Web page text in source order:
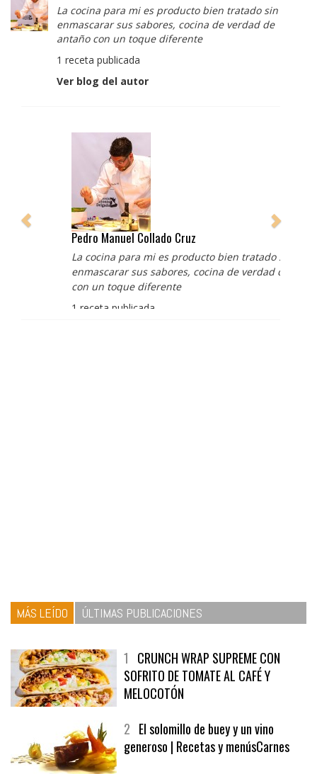
La cocina para mi es producto bien tratado sin
enmascarar sus sabores, cocina de verdad de
antaño con un toque diferente
1 receta publicada
Ver blog del autor
Pedro Manuel Collado Cruz
La cocina para mi es producto bien tratado sin
enmascarar sus sabores, cocina de verdad de antaño
con un toque diferente
1 receta publicada
1CRUNCH WRAP SUPREME CON
SOFRITO DE TOMATE AL CAFÉ Y
MELOCOTÓN
2El solomillo de buey y un vino